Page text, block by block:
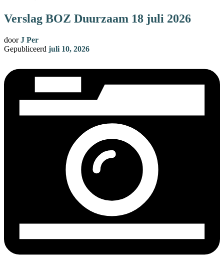
Verslag BOZ Duurzaam 18 juli 2026
doorJ Per
Gepubliceerd juli 10, 2026